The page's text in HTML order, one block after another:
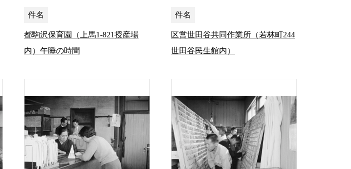
件名
都駒沢保育園（上馬1-821授産場
内）午睡の時間
件名
区営世田谷共同作業所（若林町244
世田谷民生館内）